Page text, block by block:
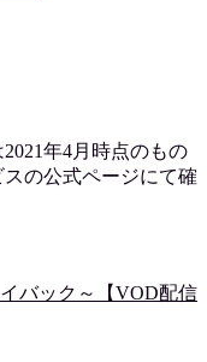
年4月時点のもの
の公式ページにて確
バック～【VOD配信